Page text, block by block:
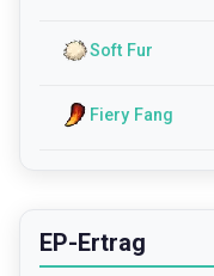
Soft Fur
Fiery Fang
EP-Ertrag